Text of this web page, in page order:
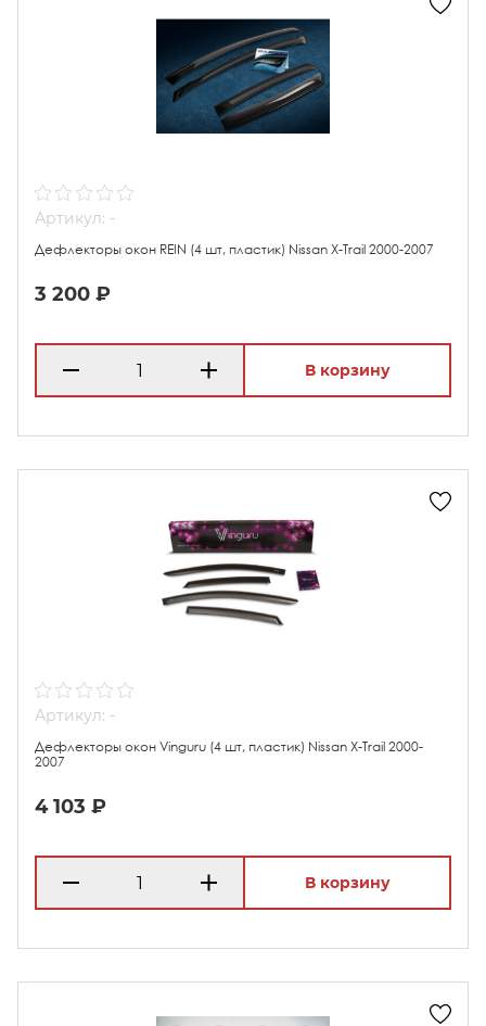
Артикул: -
Дефлекторы окон REIN (4 шт, пластик) Nissan X-Trail 2000-2007
3 200 ₽
В корзину
Артикул: -
Дефлекторы окон Vinguru (4 шт, пластик) Nissan X-Trail 2000-
2007
4 103 ₽
В корзину